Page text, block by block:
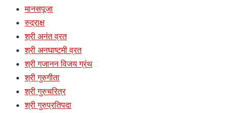
मानसपूजा
रुद्राक्ष
श्री अनंत व्रत
श्री अनघाष्टमी व्रत
श्री गजानन विजय ग्रंथ
श्री गुरुगीता
श्री गुरुचरित्र
श्री गुरुप्रतिपदा